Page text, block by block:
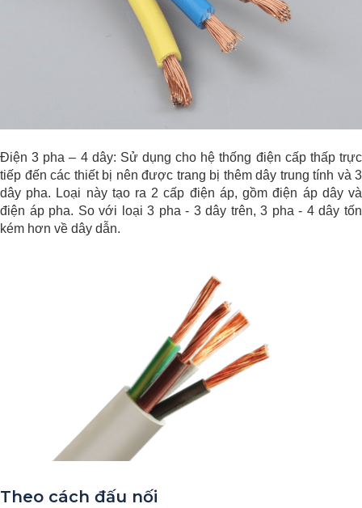
Điện 3 pha – 4 dây: Sử dụng cho hệ thống điện cấp thấp trực
tiếp đến các thiết bị nên được trang bị thêm dây trung tính và 3
dây pha. Loại này tạo ra 2 cấp điện áp, gồm điện áp dây và
điện áp pha. So với loại 3 pha - 3 dây trên, 3 pha - 4 dây tốn
kém hơn về dây dẫn.
Theo cách đấu nối